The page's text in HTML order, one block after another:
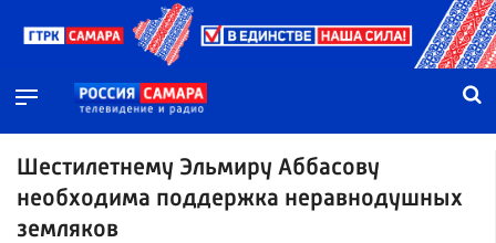
Шестилетнему Эльмиру Аббасову
необходима поддержка неравнодушных
земляков